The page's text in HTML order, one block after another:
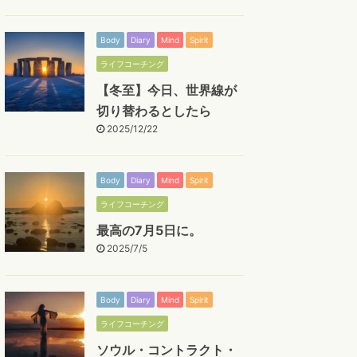
Body Diary Mind Spirit
ライフコーチング
【冬至】今日、世界線が
切り替わるとしたら
2025/12/22
Body Diary Mind Spirit
ライフコーチング
最高の7月5日に。
2025/7/5
Body Diary Mind Spirit
ライフコーチング
ソウル・コントラクト・